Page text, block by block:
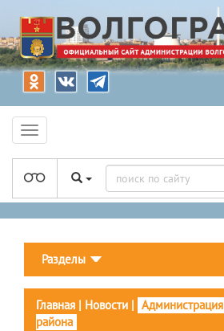
Разделы
Главная | Новости |
района